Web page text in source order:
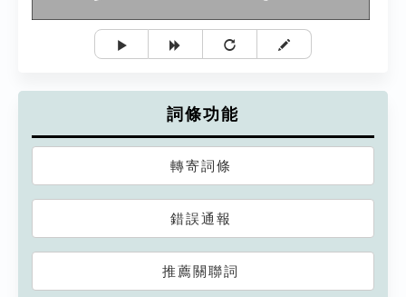
詞條功能
轉寄詞條
錯誤通報
推薦關聯詞